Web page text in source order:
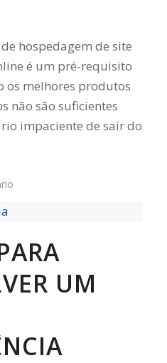
hospedagem de site
é um pré-requisito
os melhores produtos
não são suficientes
impaciente de sair do
UM